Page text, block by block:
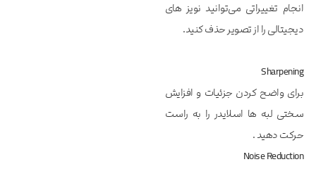
انجام تغییراتی می‌توانید نویز های
دیجیتالی را از تصویر حذف کنید.
Sharpening
برای واضح کردن جزئیات و افزایش
سختی لبه ها اسلایدر را به راست
حرکت دهید .
Noise Reduction